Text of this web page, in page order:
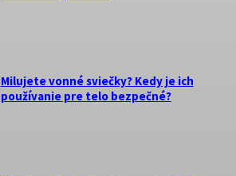
Milujete vonné sviečky? Kedy je ich
používanie pre telo bezpečné?